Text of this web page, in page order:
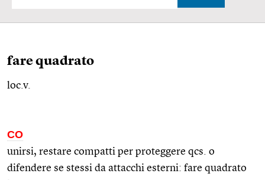
fare quadrato
loc.v.
CO
unirsi, restare compatti per proteggere qcs. o
difendere se stessi da attacchi esterni: fare quadrato